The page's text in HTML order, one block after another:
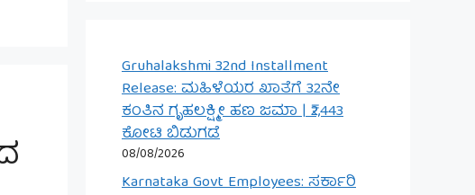
Gruhalakshmi 32nd Installment
Release: ಮಹಿಳೆಯರ ಖಾತೆಗೆ 32ನೇ
ಕಂತಿನ ಗೃಹಲಕ್ಷ್ಮೀ ಹಣ ಜಮಾ | ₹2,443
ಕೋಟಿ ಬಿಡುಗಡೆ
08/08/2026
Karnataka Govt Employees: ಸರ್ಕಾರಿ